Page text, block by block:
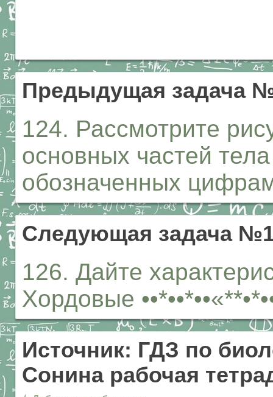
Предыдущая задача
124. Рассмотрите
основных частей
обозначенных
Следующая задача
126. Дайте
Хордовые
Источник: ГДЗ по
Сонина рабочая